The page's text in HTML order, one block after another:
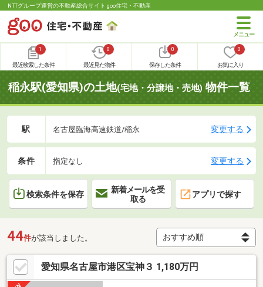
NTTグループ運営の不動産総合サイト goo住宅・不動産
1
最近検索した条件
0
最近見た物件
0
保存した条件
0
お気に入り
稲永駅(愛知県)の土地(宅地・分譲地・売地) 物件一覧
駅 名古屋臨海高速鉄道/稲永 変更する
条件 指定なし 変更する
検索条件を保存
新着メールを受
取る
アプリで探す
44件が該当しました。
愛知県名古屋市港区宝神３ 1,180万円